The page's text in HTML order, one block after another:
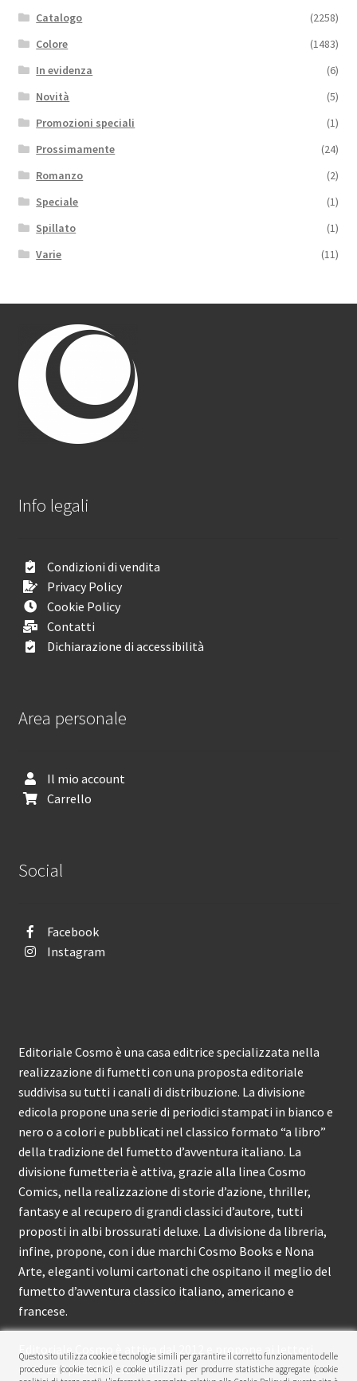
Catalogo
(2258)
Colore
(1483)
In evidenza
(6)
Novità
(5)
Promozioni speciali
(1)
Prossimamente
(24)
Romanzo
(2)
Speciale
(1)
Spillato
(1)
Varie
(11)
Info legali
Condizioni di vendita
Privacy Policy
Cookie Policy
Contatti
Dichiarazione di accessibilità
Area personale
Il mio account
Carrello
Social
Facebook
Instagram
Editoriale Cosmo è una casa editrice specializzata nella
realizzazione di fumetti con una proposta editoriale
suddivisa su tutti i canali di distribuzione. La divisione
edicola propone una serie di periodici stampati in bianco e
nero o a colori e pubblicati nel classico formato “a libro”
della tradizione del fumetto d’avventura italiano. La
divisione fumetteria è attiva, grazie alla linea Cosmo
Comics, nella realizzazione di storie d’azione, thriller,
fantasy e al recupero di grandi classici d’autore, tutti
proposti in albi brossurati deluxe. La divisione da libreria,
infine, propone, con i due marchi Cosmo Books e Nona
Arte, eleganti volumi cartonati che ospitano il meglio del
fumetto d’avventura classico italiano, americano e
francese.
Editoriale Cosmo è attiva dal 2012 e propone ai lettori
circa 150 pubblicazioni l’anno.
Questo sito utilizza cookie e tecnologie simili per garantire il corretto funzionamento delle
procedure (cookie tecnici) e cookie utilizzati per produrre statistiche aggregate (cookie